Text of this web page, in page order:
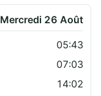
Mercredi 26 Août
05:43
07:03
14:02